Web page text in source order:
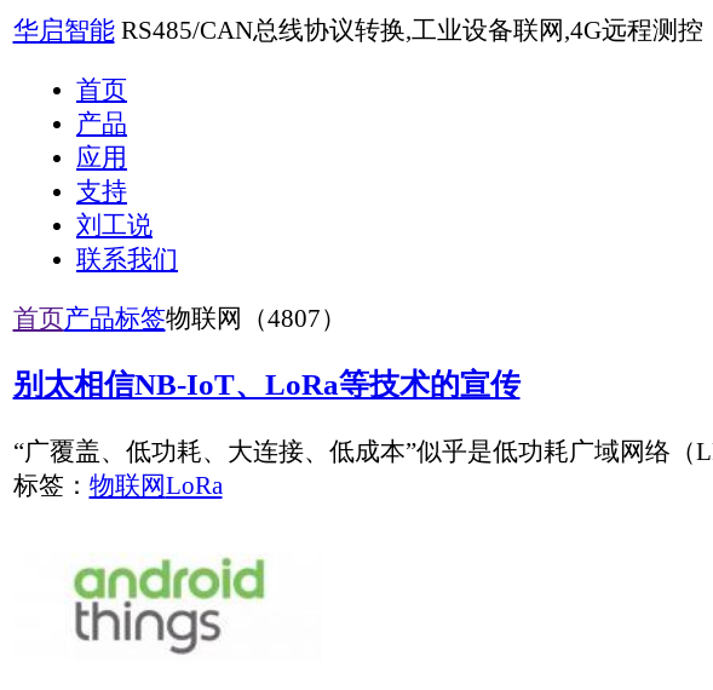
华启智能RS485/CAN总线协议转换,工业设备联网,4G远程测控
产品
应用
支持
刘工说
联系我们
产品标签物联网（4807）
标签： 物联网LoRa
Android Things与Brillo的关系
在2015 IO大会上谷歌提出了Project loT(Internet Of Things)，物联网计划，并发布
Android Things，该平台为利用Android这一世界上最受支持的操作系统的强大功能